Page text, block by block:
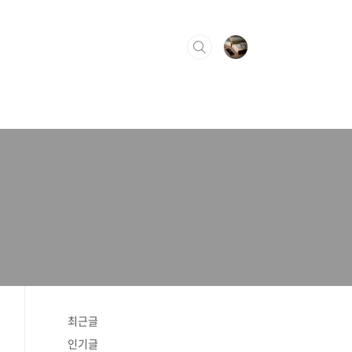
최근글
인기글